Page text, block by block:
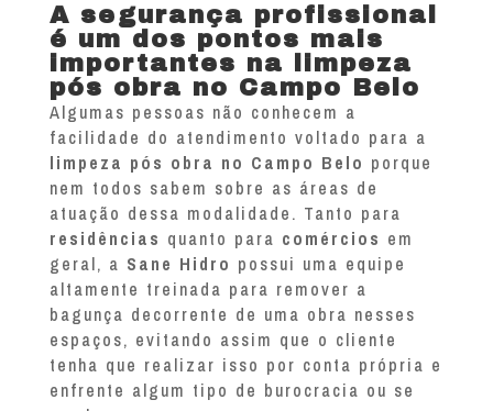
A segurança profissional
é um dos pontos mais
importantes na limpeza
pós obra no Campo Belo
Algumas pessoas não conhecem a
facilidade do atendimento voltado para a
limpeza pós obra no Campo Belo porque
nem todos sabem sobre as áreas de
atuação dessa modalidade. Tanto para
residências quanto para comércios em
geral, a Sane Hidro possui uma equipe
altamente treinada para remover a
bagunça decorrente de uma obra nesses
espaços, evitando assim que o cliente
tenha que realizar isso por conta própria e
enfrente algum tipo de burocracia ou se